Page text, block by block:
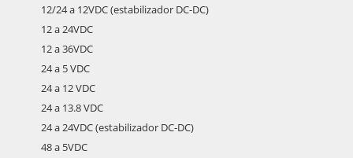
12/24 a 12VDC (estabilizador DC-DC)
12 a 24VDC
12 a 36VDC
24 a 5 VDC
24 a 12 VDC
24 a 13.8 VDC
24 a 24VDC (estabilizador DC-DC)
48 a 5VDC